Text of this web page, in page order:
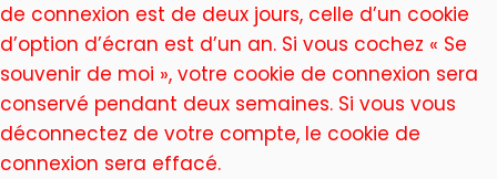
de connexion est de deux jours, celle d’un cookie
d’option d’écran est d’un an. Si vous cochez « Se
souvenir de moi », votre cookie de connexion sera
conservé pendant deux semaines. Si vous vous
déconnectez de votre compte, le cookie de
connexion sera effacé.